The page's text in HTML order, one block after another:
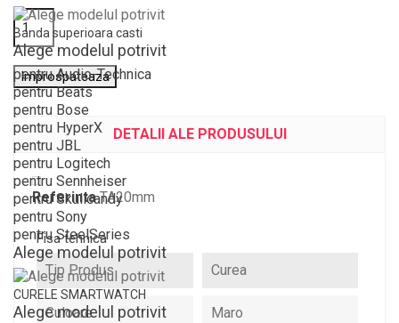
Banda superioara casti
Alege modelul potrivit
pentru Audio-Technica
pentru Beats
pentru Bose
pentru HyperX
pentru JBL
pentru Logitech
pentru Sennheiser
pentru Skullcandy
pentru Sony
pentru SteelSeries
Alege modelul potrivit
CURELE SMARTWATCH
Alege modelul potrivit
DETALII ALE PRODUSULUI
Referinta TA20mm
Fisa tehnica
Tip Produs Curea
Culoare Maro